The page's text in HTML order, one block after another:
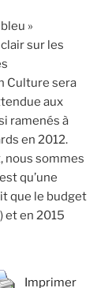
»
sur les
Culture sera
aux
ramenés à
en 2012.
nous sommes
qu’une
que le budget
et en 2015
Imprimer